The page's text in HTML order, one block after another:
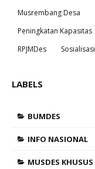
Musrembang Desa
Peningkatan Kapasitas
RPJMDes
Sosialisasi
LABELS
BUMDES
INFO NASIONAL
MUSDES KHUSUS